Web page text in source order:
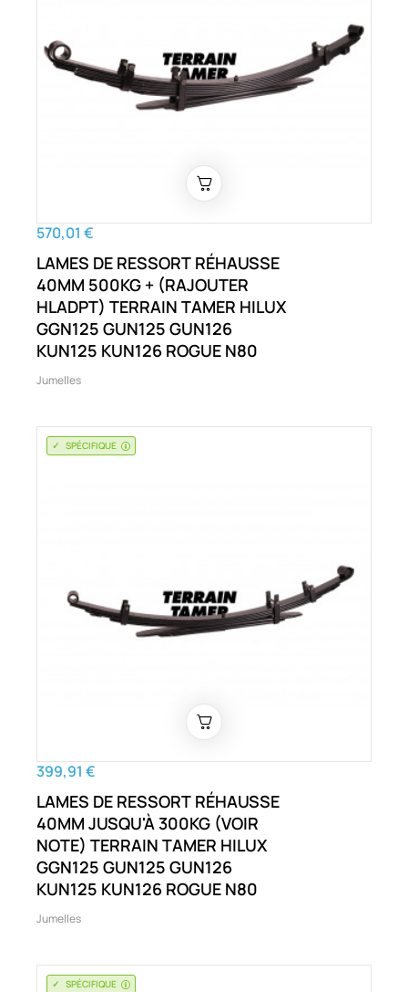
570,01 €
LAMES DE RESSORT RÉHAUSSE
40MM 500KG + (RAJOUTER
HLADPT) TERRAIN TAMER HILUX
GGN125 GUN125 GUN126
KUN125 KUN126 ROGUE N80
Jumelles
SPÉCIFIQUE
399,91 €
LAMES DE RESSORT RÉHAUSSE
40MM JUSQU'À 300KG (VOIR
NOTE) TERRAIN TAMER HILUX
GGN125 GUN125 GUN126
KUN125 KUN126 ROGUE N80
Jumelles
SPÉCIFIQUE